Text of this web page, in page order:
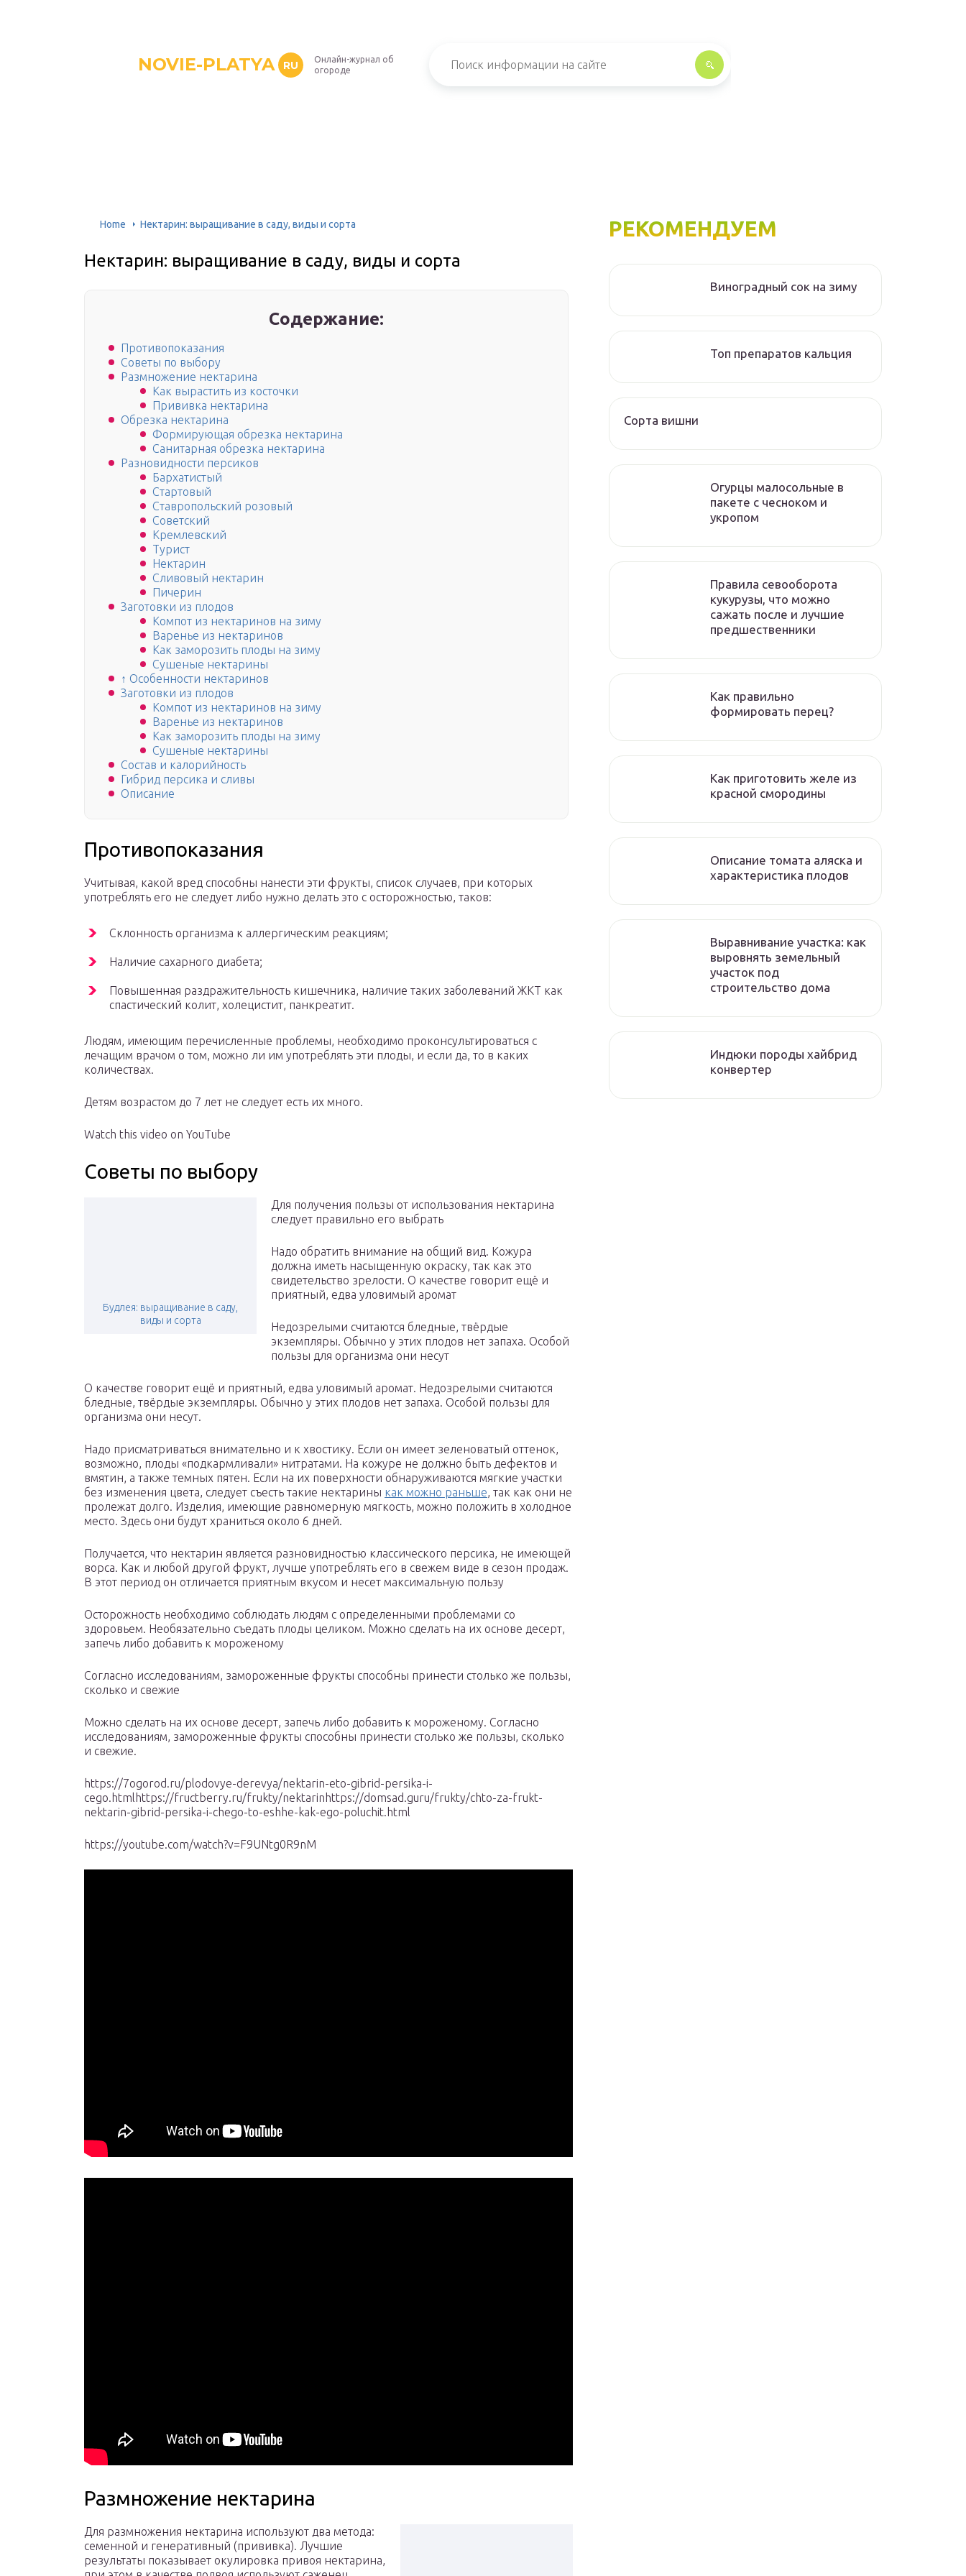
NOVIE-PLATYA RU
Онлайн-журнал об
огороде
Home Нектарин: выращивание в саду, виды и сорта
Нектарин: выращивание в саду, виды и сорта
Содержание:
Противопоказания
Советы по выбору
Размножение нектарина
Как вырастить из косточки
Прививка нектарина
Обрезка нектарина
Формирующая обрезка нектарина
Санитарная обрезка нектарина
Разновидности персиков
Бархатистый
Стартовый
Ставропольский розовый
Советский
Кремлевский
Турист
Нектарин
Сливовый нектарин
Пичерин
Заготовки из плодов
Компот из нектаринов на зиму
Варенье из нектаринов
Как заморозить плоды на зиму
Сушеные нектарины
↑ Особенности нектаринов
Заготовки из плодов
Компот из нектаринов на зиму
Варенье из нектаринов
Как заморозить плоды на зиму
Сушеные нектарины
Состав и калорийность
Гибрид персика и сливы
Описание
Противопоказания
Учитывая, какой вред способны нанести эти фрукты, список случаев, при которых
употреблять его не следует либо нужно делать это с осторожностью, таков:
Склонность организма к аллергическим реакциям;
Наличие сахарного диабета;
Повышенная раздражительность кишечника, наличие таких заболеваний ЖКТ как
спастический колит, холецистит, панкреатит.
Людям, имеющим перечисленные проблемы, необходимо проконсультироваться с
лечащим врачом о том, можно ли им употреблять эти плоды, и если да, то в каких
количествах.
Детям возрастом до 7 лет не следует есть их много.
Watch this video on YouTube
Советы по выбору
Будлея: выращивание в саду,
виды и сорта
Для получения пользы от использования нектарина
следует правильно его выбрать
Надо обратить внимание на общий вид. Кожура
должна иметь насыщенную окраску, так как это
свидетельство зрелости. О качестве говорит ещё и
приятный, едва уловимый аромат
Недозрелыми считаются бледные, твёрдые
экземпляры. Обычно у этих плодов нет запаха. Особой
пользы для организма они несут
О качестве говорит ещё и приятный, едва уловимый аромат. Недозрелыми считаются
бледные, твёрдые экземпляры. Обычно у этих плодов нет запаха. Особой пользы для
организма они несут.
Надо присматриваться внимательно и к хвостику. Если он имеет зеленоватый оттенок,
возможно, плоды «подкармливали» нитратами. На кожуре не должно быть дефектов и
вмятин, а также темных пятен. Если на их поверхности обнаруживаются мягкие участки
без изменения цвета, следует съесть такие нектарины как можно раньше, так как они не
пролежат долго. Изделия, имеющие равномерную мягкость, можно положить в холодное
место. Здесь они будут храниться около 6 дней.
Получается, что нектарин является разновидностью классического персика, не имеющей
ворса. Как и любой другой фрукт, лучше употреблять его в свежем виде в сезон продаж.
В этот период он отличается приятным вкусом и несет максимальную пользу
Осторожность необходимо соблюдать людям с определенными проблемами со
здоровьем. Необязательно съедать плоды целиком. Можно сделать на их основе десерт,
запечь либо добавить к мороженому
Согласно исследованиям, замороженные фрукты способны принести столько же пользы,
сколько и свежие
Можно сделать на их основе десерт, запечь либо добавить к мороженому. Согласно
исследованиям, замороженные фрукты способны принести столько же пользы, сколько
и свежие.
https://7ogorod.ru/plodovye-derevya/nektarin-eto-gibrid-persika-i-
cego.htmlhttps://fructberry.ru/frukty/nektarinhttps://domsad.guru/frukty/chto-za-frukt-
nektarin-gibrid-persika-i-chego-to-eshhe-kak-ego-poluchit.html
https://youtube.com/watch?v=F9UNtg0R9nM
Размножение нектарина
Для размножения нектарина используют два метода:
семенной и генеративный (прививка). Лучшие
результаты показывает окулировка привоя нектарина,
РЕКОМЕНДУЕМ
Виноградный сок на зиму
Топ препаратов кальция
Сорта вишни
Огурцы малосольные в
пакете с чесноком и
укропом
Правила севооборота
кукурузы, что можно
сажать после и лучшие
предшественники
Как правильно
формировать перец?
Как приготовить желе из
красной смородины
Описание томата аляска и
характеристика плодов
Выравнивание участка: как
выровнять земельный
участок под
строительство дома
Индюки породы хайбрид
конвертер